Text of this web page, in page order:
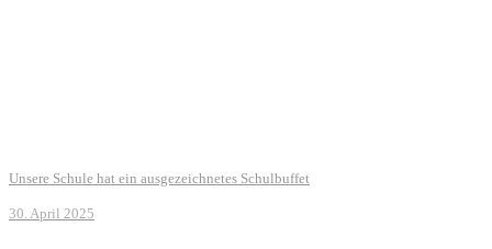
Unsere Schule hat ein ausgezeichnetes Schulbuffet
30. April 2025